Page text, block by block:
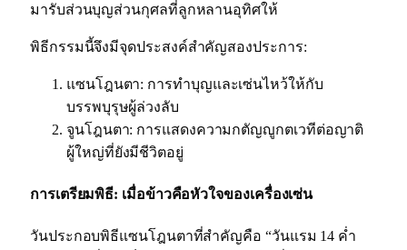
มารับส่วนบุญส่วนกุศลที่ลูกหลานอุทิศให้
พิธีกรรมนี้จึงมีจุดประสงค์สำคัญสองประการ:
แซนโฎนตา: การทำบุญและเซ่นไหว้ให้กับ
บรรพบุรุษผู้ล่วงลับ
จูนโฎนตา: การแสดงความกตัญญูกตเวทีต่อญาติ
ผู้ใหญ่ที่ยังมีชีวิตอยู่
การเตรียมพิธี: เมื่อข้าวคือหัวใจของเครื่องเซ่น
วันประกอบพิธีแซนโฎนตาที่สำคัญคือ “วันแรม 14 ค่ำ